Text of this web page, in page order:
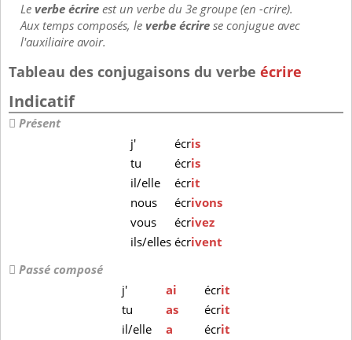
Leverbe écrireest un verbe du 3e groupe (en -crire).
Aux temps composés, leverbe écrirese conjugue avec
l'auxiliaire avoir.
Tableau des conjugaisons du verbe écrire
Indicatif
Présent
j'
écris
tu
écris
il/elle
écrit
nous
écrivons
vous
écrivez
ils/elles écrivent
Passé composé
j'
ai écrit
tu
as écrit
il/elle
a écrit